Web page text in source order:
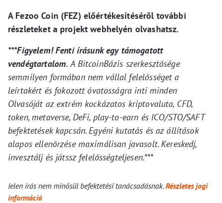
A Fezoo Coin (FEZ) előértékesítéséről további
részleteket a projekt webhelyén olvashatsz.
***Figyelem! Fenti írásunk egy támogatott
vendégtartalom.A BitcoinBázis szerkesztősége
semmilyen formában nem vállal felelősséget a
leírtakért és fokozott óvatosságra inti minden
Olvasóját az extrém kockázatos kriptovaluta, CFD,
token, metaverse, DeFi, play-to-earn és ICO/STO/SAFT
befektetések kapcsán. Egyéni kutatás és az állítások
alapos ellenőrzése maximálisan javasolt. Kereskedj,
invesztálj és játssz felelősségteljesen.***
Jelen írás nem minősül befektetési tanácsadásnak.Részletes jogi
információ